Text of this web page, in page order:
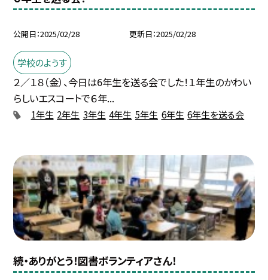
公開日 2025/02/28 更新日 2025/02/28
学校のようす
２／１８（金）、今日は6年生を送る会でした！１年生のかわい
らしいエスコートで６年...
1年生 2年生 3年生 4年生 5年生 6年生 6年生を送る会
続・ありがとう！図書ボランティアさん！